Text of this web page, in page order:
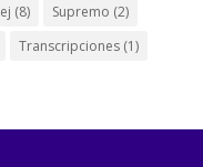
(8) Supremo (2)
Transcripciones(1)